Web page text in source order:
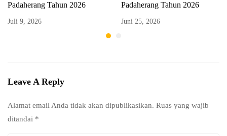
Padaherang Tahun 2026
Juli 9, 2026
Padaherang Tahun 2026
Juni 25, 2026
Leave A Reply
Alamat email Anda tidak akan dipublikasikan. Ruas yang wajib
ditandai *